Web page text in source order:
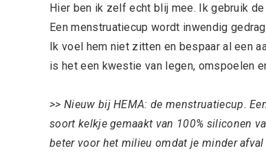
Hier ben ik zelf echt blij mee. Ik gebruik
Een menstruatiecup wordt inwendig
Ik voel hem niet zitten en bespaar al een
is het een kwestie van legen, omspoelen
>> Nieuw bij HEMA: de menstruatiecup.
soort kelkje gemaakt van 100% siliconen
beter voor het milieu omdat je minder afval